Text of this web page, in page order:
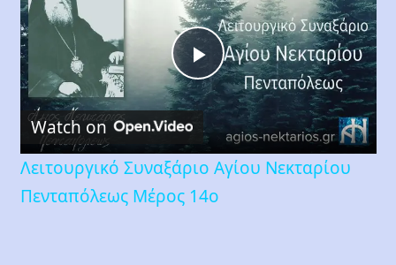
Play
Video
Watch on
Λειτουργικό Συναξάριο Αγίου Νεκταρίου
Πενταπόλεως Μέρος 14ο